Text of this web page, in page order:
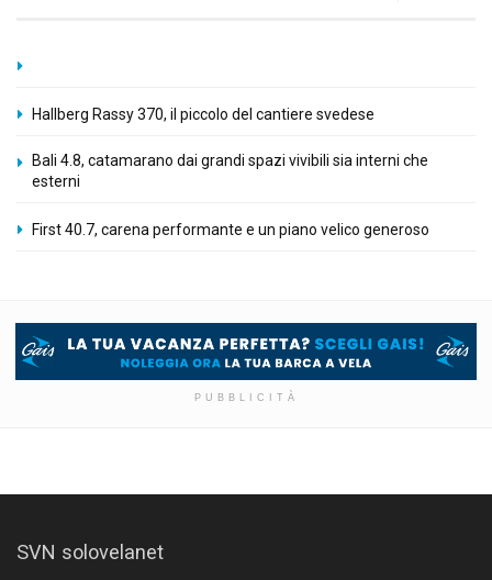
Hallberg Rassy 370, il piccolo del cantiere svedese
Bali 4.8, catamarano dai grandi spazi vivibili sia interni che
esterni
First 40.7, carena performante e un piano velico generoso
PUBBLICITÀ
SVN solovelanet